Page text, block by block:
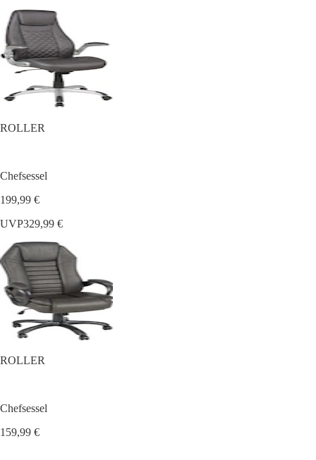
ROLLER
Chefsessel
199,99 €
UVP329,99 €
ROLLER
Chefsessel
159,99 €